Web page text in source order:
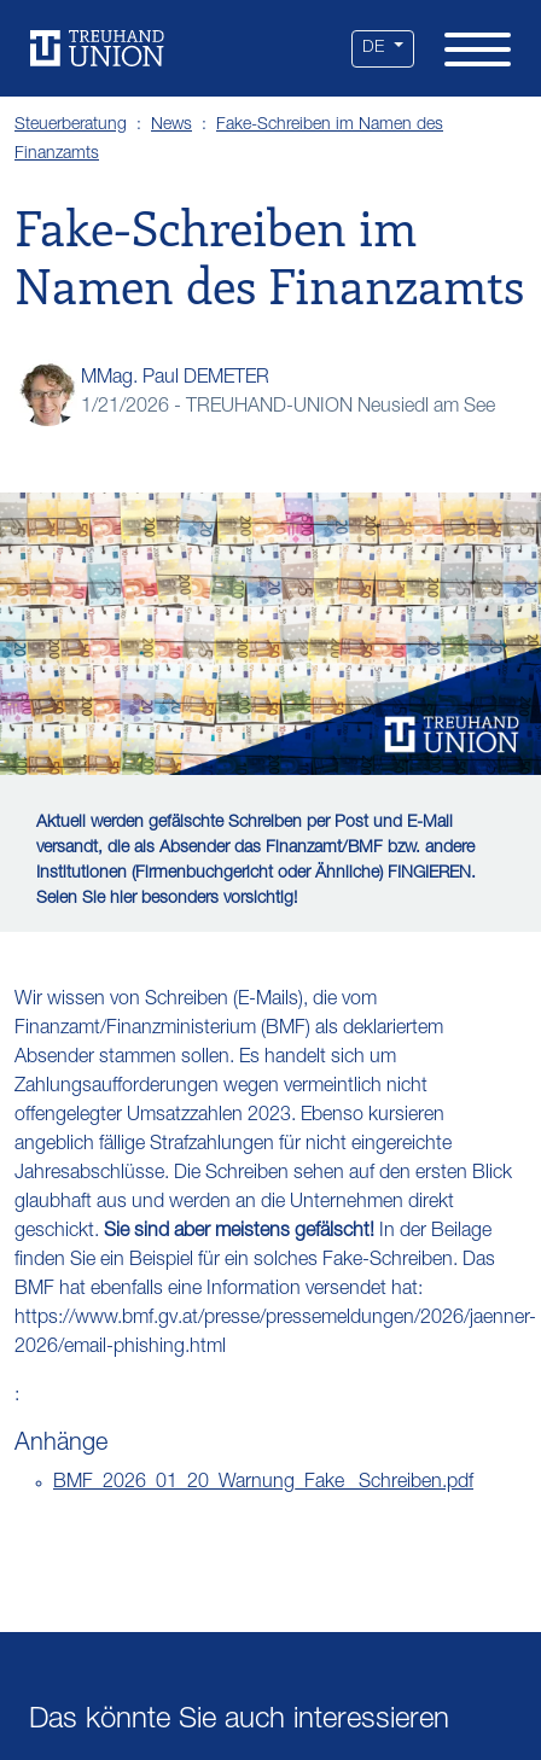
DE
Steuerberatung News
Fake-Schreiben im Namen des
Finanzamts
Fake-Schreiben im
Namen des Finanzamts
MMag. Paul DEMETER
1/21/2026 - TREUHAND-UNION Neusiedl am See
Aktuell werden gefälschte Schreiben per Post und E-Mail
versandt, die als Absender das Finanzamt/BMF bzw. andere
Institutionen (Firmenbuchgericht oder Ähnliche) FINGIEREN.
Seien Sie hier besonders vorsichtig!
Wir wissen von Schreiben (E-Mails), die vom
Finanzamt/Finanzministerium (BMF) als deklariertem
Absender stammen sollen. Es handelt sich um
Zahlungsaufforderungen wegen vermeintlich nicht
offengelegter Umsatzzahlen 2023. Ebenso kursieren
angeblich fällige Strafzahlungen für nicht eingereichte
Jahresabschlüsse. Die Schreiben sehen auf den ersten Blick
glaubhaft aus und werden an die Unternehmen direkt
geschickt. Sie sind aber meistens gefälscht! In der Beilage
finden Sie ein Beispiel für ein solches Fake-Schreiben. Das
BMF hat ebenfalls eine Information versendet hat:
https://www.bmf.gv.at/presse/pressemeldungen/2026/jaenner-
2026/email-phishing.html
:
Anhänge
BMF_2026_01_20_Warnung_Fake_ Schreiben.pdf
Das könnte Sie auch interessieren